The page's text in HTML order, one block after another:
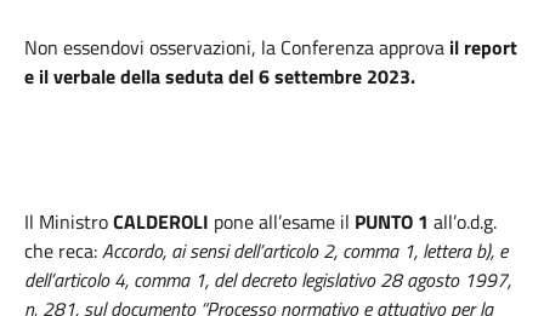
Non essendovi osservazioni, la Conferenza approva il report
e il verbale della seduta del 6 settembre 2023.
Il MinistroCALDEROLI pone all’esame il PUNTO 1 all’o.d.g.
che reca:Accordo, ai sensi dell’articolo 2, comma 1, lettera b), e
dell’articolo 4, comma 1, del decreto legislativo 28 agosto 1997,
n. 281, sul documento “Processo normativo e attuativo per la